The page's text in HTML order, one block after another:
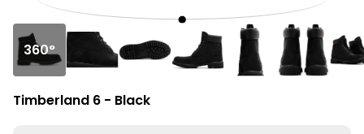
360°
Timberland 6 - Black